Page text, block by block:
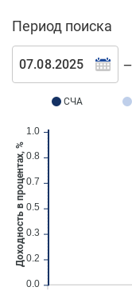
Период поиска
—
СЧА
1.0
0.8
0.7
0.5
0.3
0.2
0.0
Доходность в процентах, %